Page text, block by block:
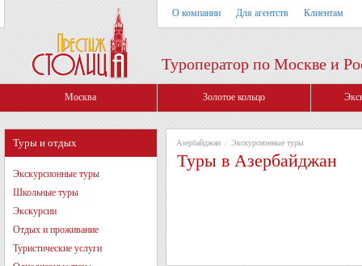
О компании Для агентств Клиентам
Туроператор по Москве и
Москва Золотое кольцо
Туры и отдых
Экскурсионные туры
Школьные туры
Экскурсии
Отдых и проживание
Туристические услуги
Азербайджан / Экскурсионные туры
Туры в Азербайджан